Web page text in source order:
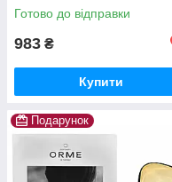
Готово до відправки
983 ₴
Купити
Подарунок